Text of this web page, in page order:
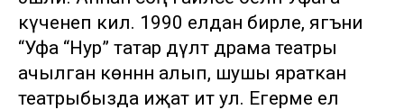
күченеп килә. 1990 елдан бирле, ягъни
“Уфа “Нур” татар дәүләт драма театры
ачылган көннән алып, шушы яраткан
театрыбызда иҗат итә ул. Егерме ел